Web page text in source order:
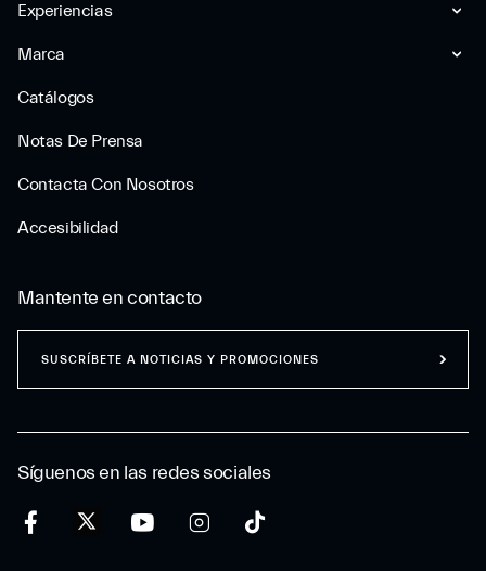
Experiencias
Marca
Catálogos
Notas De Prensa
Contacta Con Nosotros
Accesibilidad
Síguenos en las redes sociales
Mantente en contacto
SUSCRÍBETE A NOTICIAS Y PROMOCIONES